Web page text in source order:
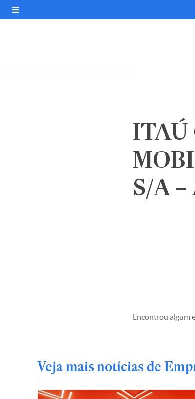
ITAÚ
S/A –
Encontrou algum
Veja mais notícias de